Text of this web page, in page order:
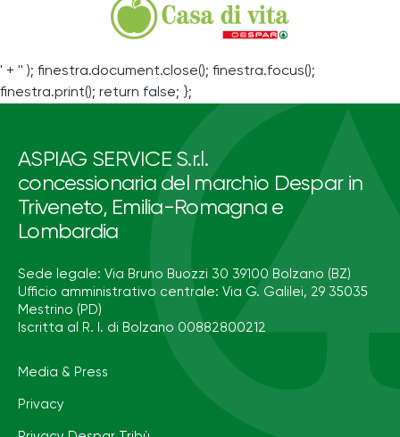
' + '' ); finestra.document.close(); finestra.focus();
finestra.print(); return false; };
ASPIAG SERVICE S.r.l.
concessionaria del marchio Despar in
Triveneto, Emilia-Romagna e
Lombardia
Sede legale: Via Bruno Buozzi 30 39100 Bolzano (BZ)
Ufficio amministrativo centrale: Via G. Galilei, 29 35035
Mestrino (PD)
Iscritta al R. I. di Bolzano 00882800212
Media & Press
Privacy